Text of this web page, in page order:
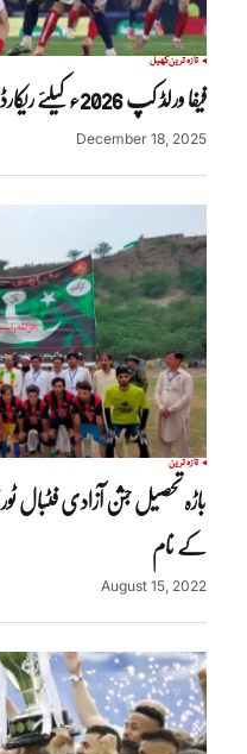
تازہ ترینکھیل
فیفا ورلڈ کپ 2026ء کیلئے ریکارڈ انعامی رقم کا اعلان
December 18, 2025
تازہ ترین
باڑہ تحصیل جشن آزادی فٹبال
کے نام
August 15, 2022